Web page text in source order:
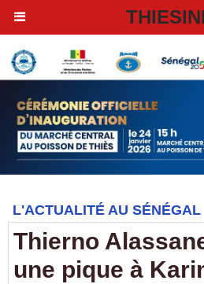
L'ACTUALITÉ AU SÉNÉGAL
Thierno
une pique à